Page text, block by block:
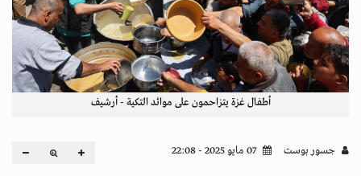
أطفال غزة يتزاحمون على موائد التكية - أرشيف
جسور بوست 07 مايو 2025 - 22:08